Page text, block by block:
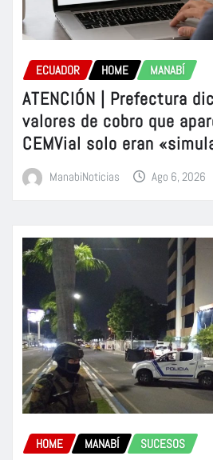
ECUADOR HOME MANABÍ
ATENCIÓN | Prefectura
valores de cobro que
CEMVial solo eran
ManabiNoticias Ago 6, 2026
HOME MANABÍ SUCESOS